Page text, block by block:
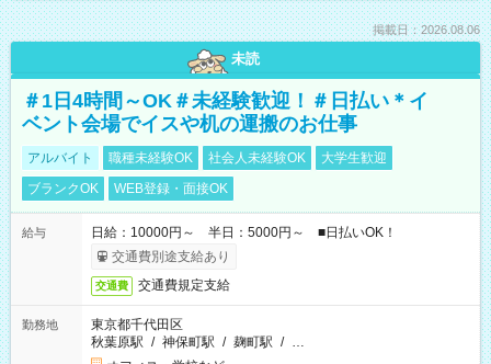
掲載日：2026.08.06
未読
＃1日4時間～OK＃未経験歓迎！＃日払い＊イ
ベント会場でイスや机の運搬のお仕事
アルバイト 職種未経験OK 社会人未経験OK
大学生歓迎
ブランクOK
WEB登録・面接OK
給与
日給：10000円～ 半日：5000円～ ■日払いOK！
交通費別途支給あり
交通費 交通費規定支給
勤務地
東京都千代田区
秋葉原駅 / 神保町駅 / 麹町駅 / …